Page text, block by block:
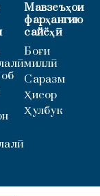
Мавзеъҳои
фарҳангию
сайёҳӣ
Боғи
миллӣ
Саразм
Ҳисор
Ҳулбук